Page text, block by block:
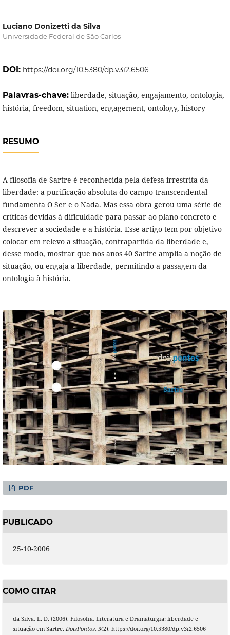
Luciano Donizetti da Silva
Universidade Federal de São Carlos
DOI: https://doi.org/10.5380/dp.v3i2.6506
Palavras-chave: liberdade, situação, engajamento, ontologia,
história, freedom, situation, engagement, ontology, history
RESUMO
A filosofia de Sartre é reconhecida pela defesa irrestrita da
liberdade: a purificação absoluta do campo transcendental
fundamenta O Ser e o Nada. Mas essa obra gerou uma série de
críticas devidas à dificuldade para passar ao plano concreto e
descrever a sociedade e a história. Esse artigo tem por objetivo
colocar em relevo a situação, contrapartida da liberdade e,
desse modo, mostrar que nos anos 40 Sartre amplia a noção de
situação, ou engaja a liberdade, permitindo a passagem da
ontologia à história.
PDF
PUBLICADO
25-10-2006
COMO CITAR
da Silva, L. D. (2006). Filosofia, Literatura e Dramaturgia: liberdade e
situação em Sartre. DoisPontos, 3(2). https://doi.org/10.5380/dp.v3i2.6506